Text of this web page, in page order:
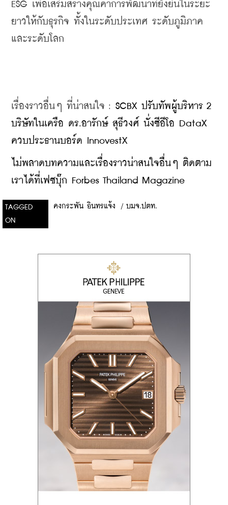
ESG เพื่อเสริมสร้างคุณค่าการพัฒนาที่ยั่งยืนในระยะ
ยาวให้กับธุรกิจ ทั้งในระดับประเทศ ระดับภูมิภาค
และระดับโลก
เรื่องราวอื่นๆ ที่น่าสนใจ : SCBX ปรับทัพผู้บริหาร 2
บริษัทในเครือ ดร.อารักษ์ สุธีวงศ์ นั่งซีอีโอ DataX
ควบประธานบอร์ด InnovestX
ไม่พลาดบทความและเรื่องราวน่าสนใจอื่นๆ ติดตาม
เราได้ที่เฟซบุ๊ก Forbes Thailand Magazine
TAGGED
ON
คงกระพัน อินทรแจ้ง / บมจ.ปตท.